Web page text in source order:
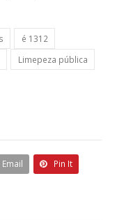
é 1312
Limepeza pública
Email Pin It